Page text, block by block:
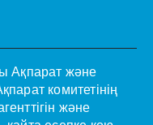
Ақпарат және
комитетінің
және